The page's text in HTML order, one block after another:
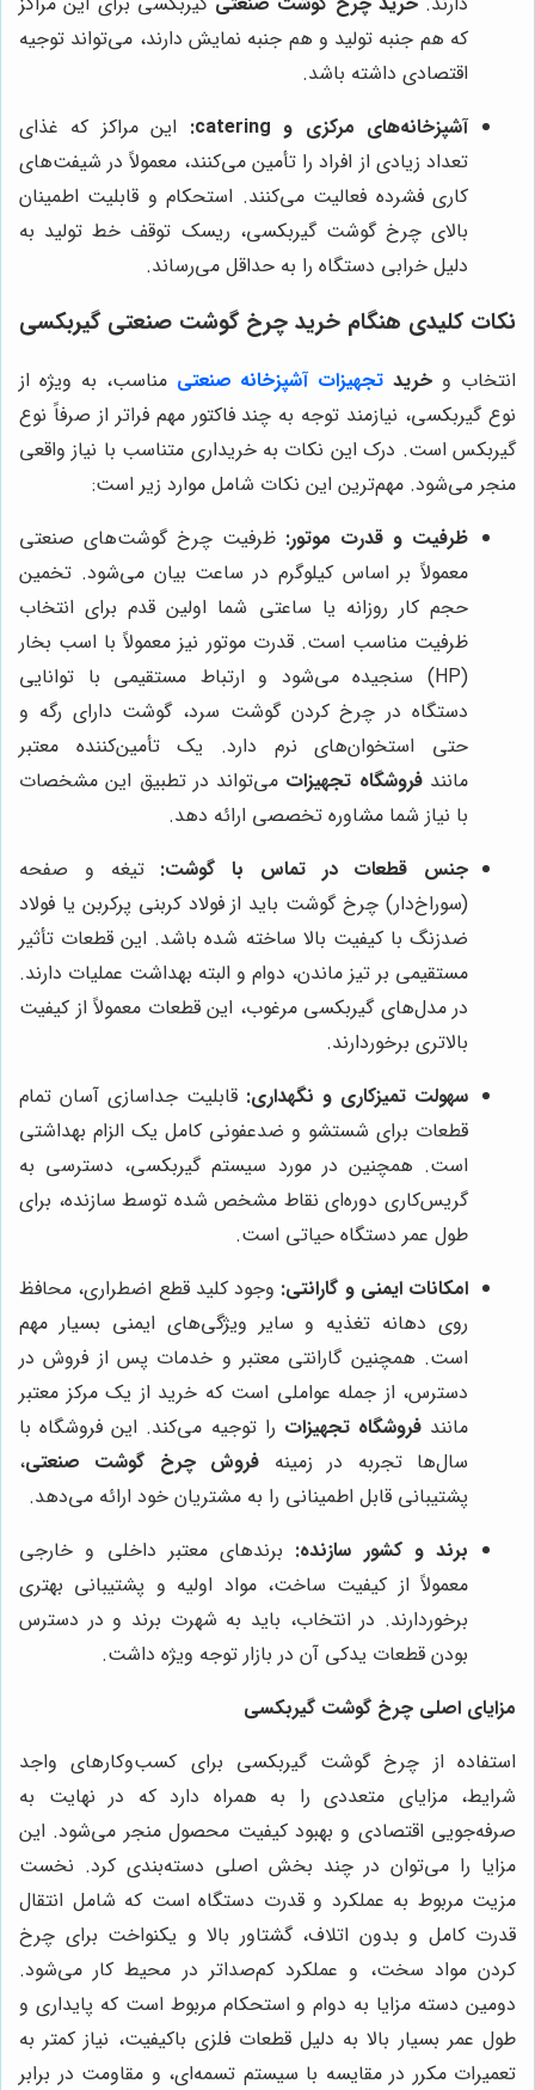
که هم جنبه تولید و هم جنبه نمایش دارند، می‌تواند توجیه
اقتصادی داشته باشد.
آشپزخانه‌های مرکزی و catering:
این مراکز که غذای
تعداد زیادی از افراد را تأمین می‌کنند، معمولاً در شیفت‌های
کاری فشرده فعالیت می‌کنند. استحکام و قابلیت اطمینان
بالای چرخ گوشت گیربکسی، ریسک توقف خط تولید به
دلیل خرابی دستگاه را به حداقل می‌رساند.
نکات کلیدی هنگام خرید چرخ گوشت صنعتی گیربکسی
انتخاب و خرید تجهیزات آشپزخانه صنعتی مناسب، به ویژه از
نوع گیربکسی، نیازمند توجه به چند فاکتور مهم فراتر از صرفاً نوع
گیربکس است. درک این نکات به خریداری متناسب با نیاز واقعی
منجر می‌شود. مهم‌ترین این نکات شامل موارد زیر است:
ظرفیت و قدرت موتور: ظرفیت چرخ گوشت‌های صنعتی
معمولاً بر اساس کیلوگرم در ساعت بیان می‌شود. تخمین
حجم کار روزانه یا ساعتی شما اولین قدم برای انتخاب
ظرفیت مناسب است. قدرت موتور نیز معمولاً با اسب بخار
(HP) سنجیده می‌شود و ارتباط مستقیمی با توانایی
دستگاه در چرخ کردن گوشت سرد، گوشت دارای رگه و
حتی استخوان‌های نرم دارد. یک تأمین‌کننده معتبر
مانند فروشگاه تجهیزات می‌تواند در تطبیق این مشخصات
با نیاز شما مشاوره تخصصی ارائه دهد.
جنس قطعات در تماس با گوشت: تیغه و صفحه
(سوراخ‌دار) چرخ گوشت باید از فولاد کربنی پرکربن یا فولاد
ضدزنگ با کیفیت بالا ساخته شده باشد. این قطعات تأثیر
مستقیمی بر تیز ماندن، دوام و البته بهداشت عملیات دارند.
در مدل‌های گیربکسی مرغوب، این قطعات معمولاً از کیفیت
بالاتری برخوردارند.
سهولت تمیزکاری و نگهداری: قابلیت جداسازی آسان تمام
قطعات برای شستشو و ضدعفونی کامل یک الزام بهداشتی
است. همچنین در مورد سیستم گیربکسی، دسترسی به
گریس‌کاری دوره‌ای نقاط مشخص شده توسط سازنده، برای
طول عمر دستگاه حیاتی است.
امکانات ایمنی و گارانتی: وجود کلید قطع اضطراری، محافظ
روی دهانه تغذیه و سایر ویژگی‌های ایمنی بسیار مهم
است. همچنین گارانتی معتبر و خدمات پس از فروش در
دسترس، از جمله عواملی است که خرید از یک مرکز معتبر
مانند فروشگاه تجهیزات را توجیه می‌کند. این فروشگاه با
سال‌ها تجربه در زمینه فروش چرخ گوشت صنعتی،
پشتیبانی قابل اطمینانی را به مشتریان خود ارائه می‌دهد.
برند و کشور سازنده: برندهای معتبر داخلی و خارجی
معمولاً از کیفیت ساخت، مواد اولیه و پشتیبانی بهتری
برخوردارند. در انتخاب، باید به شهرت برند و در دسترس
بودن قطعات یدکی آن در بازار توجه ویژه داشت.
مزایای اصلی چرخ گوشت گیربکسی
استفاده از چرخ گوشت گیربکسی برای کسب‌وکارهای واجد
شرایط، مزایای متعددی را به همراه دارد که در نهایت به
صرفه‌جویی اقتصادی و بهبود کیفیت محصول منجر می‌شود. این
مزایا را می‌توان در چند بخش اصلی دسته‌بندی کرد. نخست
مزیت مربوط به عملکرد و قدرت دستگاه است که شامل انتقال
قدرت کامل و بدون اتلاف، گشتاور بالا و یکنواخت برای چرخ
کردن مواد سخت، و عملکرد کم‌صداتر در محیط کار می‌شود.
دومین دسته مزایا به دوام و استحکام مربوط است که پایداری و
طول عمر بسیار بالا به دلیل قطعات فلزی باکیفیت، نیاز کمتر به
تعمیرات مکرر در مقایسه با سیستم تسمه‌ای، و مقاومت در برابر